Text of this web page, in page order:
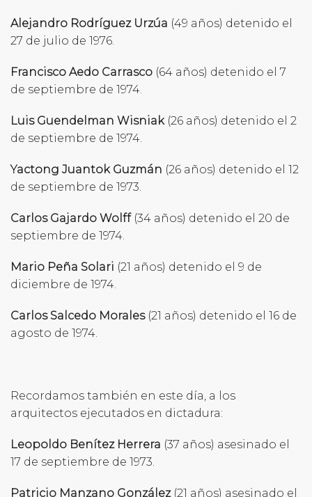
Alejandro Rodríguez Urzúa (49 años) detenido el
27 de julio de 1976.
Francisco Aedo Carrasco (64 años) detenido el 7
de septiembre de 1974.
Luis Guendelman Wisniak(26 años) detenido el 2
de septiembre de 1974.
Yactong Juantok Guzmán (26 años) detenido el 12
de septiembre de 1973.
Carlos Gajardo Wolff(34 años) detenido el 20 de
septiembre de 1974.
Mario Peña Solari (21 años) detenido el 9 de
diciembre de 1974.
Carlos Salcedo Morales(21 años) detenido el 16 de
agosto de 1974.
Recordamos también en este día, a los
arquitectos ejecutados en dictadura:
Leopoldo Benítez Herrera (37 años) asesinado el
17 de septiembre de 1973.
Patricio Manzano González(21 años) asesinado el